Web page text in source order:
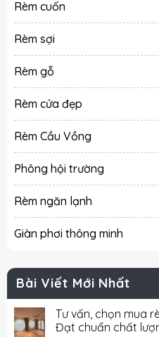
Rèm cuốn
Rèm sợi
Rèm gỗ
Rèm cửa đẹp
Rèm Cầu Vồng
Phông hội trường
Rèm ngăn lạnh
Giàn phơi thông minh
Bài Viết Mới Nhất
Tư vấn, chọn mua
Đạt chuẩn chất